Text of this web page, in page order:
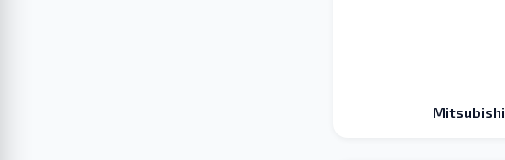
Mitsubishi